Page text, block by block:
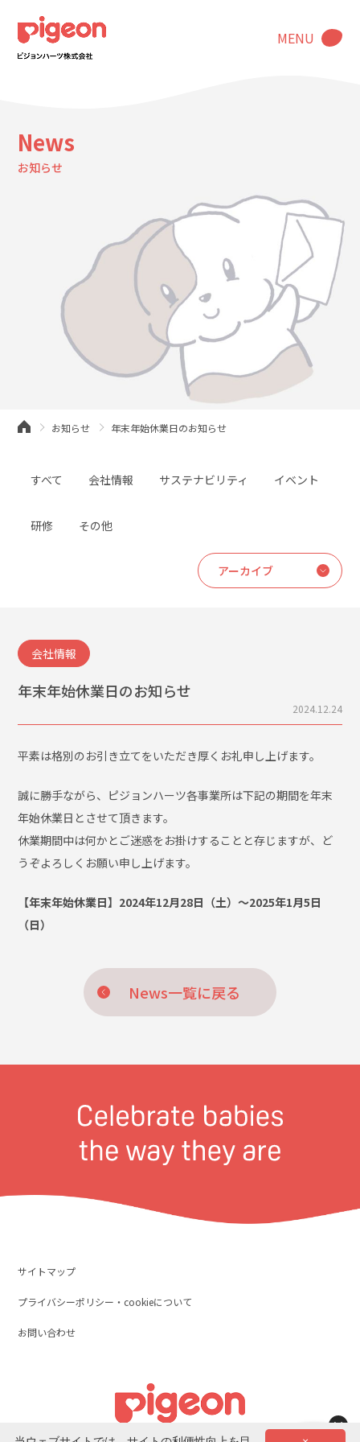
MENU
News
お知らせ
お知らせ 年末年始休業日のお知らせ
すべて 会社情報 サステナビリティ イベント
研修 その他
会社情報
年末年始休業日のお知らせ
2024.12.24
平素は格別のお引き立てをいただき厚くお礼申し上げます。
誠に勝手ながら、ピジョンハーツ各事業所は下記の期間を年末
年始休業日とさせて頂きます。
休業期間中は何かとご迷惑をお掛けすることと存じますが、ど
うぞよろしくお願い申し上げます。
【年末年始休業日】2024年12月28日（土）～2025年1月5日
（日）
News一覧に戻る
サイトマップ
プライバシーポリシー・cookieについて
お問い合わせ
×